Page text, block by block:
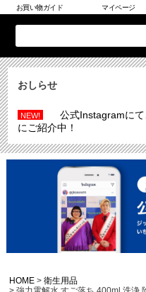
お買い物ガイド マイページ
おしらせ
NEW!
公式Instagramに
にご紹介中！
HOME
衛生用品